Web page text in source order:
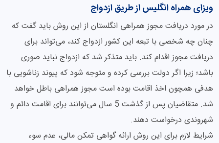
ویزای همراه انگلیس از طریق ازدواج
در مورد دریافت مجوز همراهی انگلستان از این روش باید گفت که
چنان چه شخصی با تبعه این کشور ازدواج کند، می‌تواند برای
دریافت مجوز اقدام کند. باید متذکر شد که ازدواج نباید صوری
باشد؛ زیرا اگر دولت بررسی کرده و متوجه شود که پیوند زناشویی با
هدفی همچون اخذ اقامت بوده است مجوز همراهی باطل خواهد
شد. متقاضیان پس از گذشت 5 سال می‌توانند برای اقامت دائم و
شهروندی درخواست دهند.
شرایط لازم برای این روش ارائه گواهی تمکن مالی، عدم سوء